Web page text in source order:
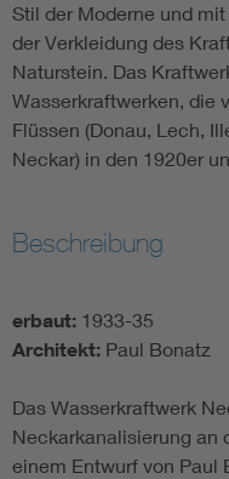
Stil der Moderne und
der Verkleidung des
Naturstein. Das
Wasserkraftwerken, die
Flüssen (Donau, Lech,
Neckar) in den 1920er
Beschreibung
erbaut: 1933-35
Architekt: Paul Bonatz
Das Wasserkraftwerk
Neckarkanalisierung an
einem Entwurf von Paul